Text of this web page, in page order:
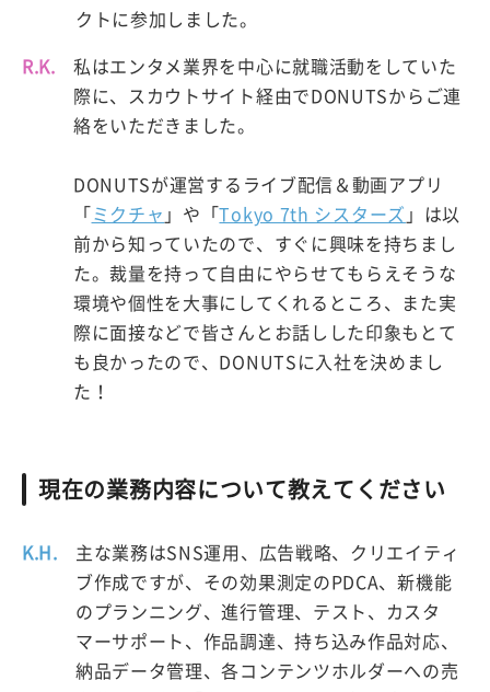
クトに参加しました。
R.K.
私はエンタメ業界を中心に就職活動をしていた
際に、スカウトサイト経由でDONUTSからご連
絡をいただきました。
DONUTSが運営するライブ配信＆動画アプリ
「 ミクチャ 」や「Tokyo 7th シスターズ 」は以
前から知っていたので、すぐに興味を持ちまし
た。裁量を持って自由にやらせてもらえそうな
環境や個性を大事にしてくれるところ、また実
際に面接などで皆さんとお話しした印象もとて
も良かったので、DONUTSに入社を決めまし
た！
現在の業務内容について教えてください
K.H.
主な業務はSNS運用、広告戦略、クリエイティ
ブ作成ですが、その効果測定のPDCA、新機能
のプランニング、進行管理、テスト、カスタ
マーサポート、作品調達、持ち込み作品対応、
納品データ管理、各コンテンツホルダーへの売